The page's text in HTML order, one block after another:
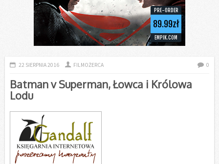
PRE-ORDER
89.99zł
EMPIK.COM
22 SIERPNIA 2016 FILMOŻERCA 0
Batman v Superman, Łowca i Królowa
Lodu